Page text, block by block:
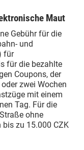
Maut
Gebühr für die
und
für
für die bezahlte
Coupons, der
zwei Wochen
mit einem
Tag. Für die
ohne
zu 15.000 CZK